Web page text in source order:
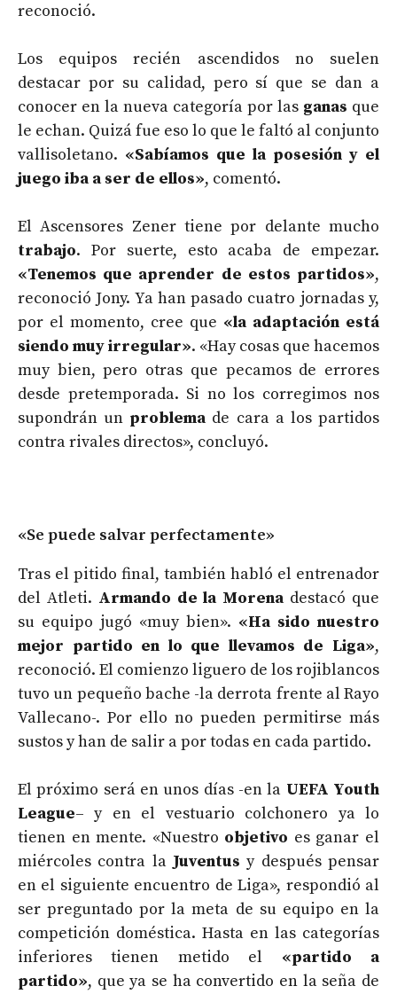
reconoció.
Los equipos recién ascendidos no suelen
destacar por su calidad, pero sí que se dan a
conocer en la nueva categoría por las ganas que
le echan. Quizá fue eso lo que le faltó al conjunto
vallisoletano. «Sabíamos que la posesión y el
juego iba a ser de ellos», comentó.
El Ascensores Zener tiene por delante mucho
trabajo. Por suerte, esto acaba de empezar.
«Tenemos que aprender de estos partidos»,
reconoció Jony. Ya han pasado cuatro jornadas y,
por el momento, cree que «la adaptación está
siendo muy irregular». «Hay cosas que hacemos
muy bien, pero otras que pecamos de errores
desde pretemporada. Si no los corregimos nos
supondrán un problema de cara a los partidos
contra rivales directos», concluyó.
«Se puede salvar perfectamente»
Tras el pitido final, también habló el entrenador
del Atleti. Armando de la Morena destacó que
su equipo jugó «muy bien». «Ha sido nuestro
mejor partido en lo que llevamos de Liga»,
reconoció. El comienzo liguero de los rojiblancos
tuvo un pequeño bache -la derrota frente al Rayo
Vallecano-. Por ello no pueden permitirse más
sustos y han de salir a por todas en cada partido.
El próximo será en unos días -en la UEFA Youth
League– y en el vestuario colchonero ya lo
tienen en mente. «Nuestro objetivo es ganar el
miércoles contra la Juventus y después pensar
en el siguiente encuentro de Liga», respondió al
ser preguntado por la meta de su equipo en la
competición doméstica. Hasta en las categorías
inferiores tienen metido el «partido a
partido», que ya se ha convertido en la seña de